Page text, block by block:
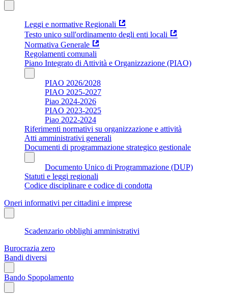
Leggi e normative Regionali
Testo unico sull'ordinamento degli enti locali
Normativa Generale
Regolamenti comunali
Piano Integrato di Attività e Organizzazione (PIAO)
PIAO 2026/2028
PIAO 2025-2027
Piao 2024-2026
PIAO 2023-2025
Piao 2022-2024
Riferimenti normativi su organizzazione e attività
Atti amministrativi generali
Documenti di programmazione strategico gestionale
Documento Unico di Programmazione (DUP)
Statuti e leggi regionali
Codice disciplinare e codice di condotta
Oneri informativi per cittadini e imprese
Scadenzario obblighi amministrativi
Burocrazia zero
Bandi diversi
Bando Spopolamento